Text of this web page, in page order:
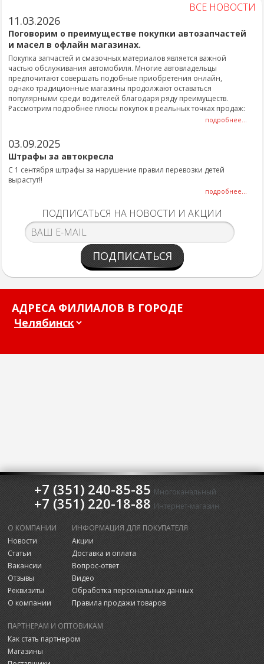
ВСЕ НОВОСТИ
11.03.2026
Поговорим о преимуществе покупки автозапчастей
и масел в офлайн магазинах.
Покупка запчастей и смазочных материалов является важной
частью обслуживания автомобиля. Многие автовладельцы
предпочитают совершать подобные приобретения онлайн,
однако традиционные магазины продолжают оставаться
популярными среди водителей благодаря ряду преимуществ.
Рассмотрим подробнее плюсы покупок в реальных точках продаж:
подробнее...
03.09.2025
Штрафы за автокресла
С 1 сентября штрафы за нарушение правил перевозки детей
вырастут!!
подробнее...
ПОДПИСАТЬСЯ НА НОВОСТИ И АКЦИИ
ПОДПИСАТЬСЯ
АДРЕСА ФИЛИАЛОВ В ГОРОДЕ
+7 (351) 240-85-85 Многоканальный
+7 (351) 220-18-88 Интернет-магазин
О КОМПАНИИ
Новости
Статьи
Вакансии
Отзывы
Реквизиты
О компании
ИНФОРМАЦИЯ ДЛЯ ПОКУПАТЕЛЯ
Акции
Доставка и оплата
Вопрос-ответ
Видео
Обработка персональных данных
Правила продажи товаров
ПАРТНЕРАМ И ОПТОВИКАМ
Как стать партнером
Магазины